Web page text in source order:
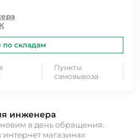
по складам
Пункты
самовывоза
инженера
в день обращения.
магазинах